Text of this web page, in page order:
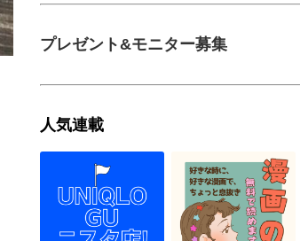
プレゼント&モニター募集
人気連載